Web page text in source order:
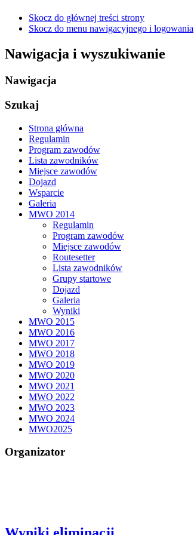
Skocz do głównej treści strony
Skocz do menu nawigacyjnego i logowania
Nawigacja i wyszukiwanie
Nawigacja
Szukaj
Strona główna
Regulamin
Program zawodów
Lista zawodników
Miejsce zawodów
Dojazd
Wsparcie
Galeria
MWO 2014
Regulamin
Program zawodów
Miejsce zawodów
Routesetter
Lista zawodników
Grupy startowe
Dojazd
Galeria
Wyniki
MWO 2015
MWO 2016
MWO 2017
MWO 2018
MWO 2019
MWO 2020
MWO 2021
MWO 2022
MWO 2023
MWO 2024
MWO2025
Organizator